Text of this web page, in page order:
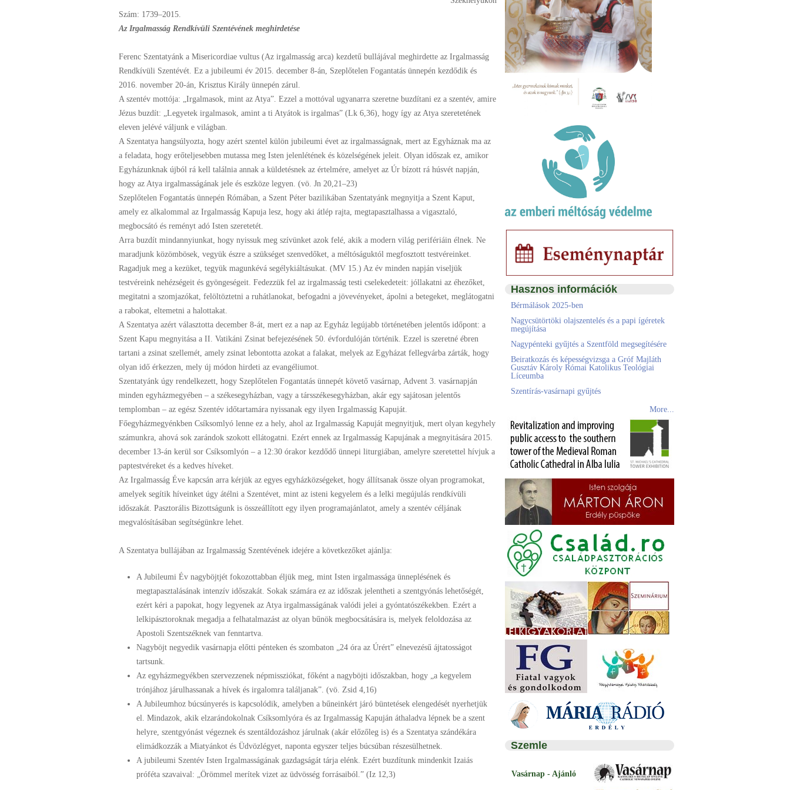
Szám: 1739–2015.
Az Irgalmasság Rendkívüli Szentévének meghirdetése
Ferenc Szentatyánk a Misericordiae vultus (Az irgalmasság arca) kezdetű bullájával meghirdette az Irgalmasság
Rendkívüli Szentévét. Ez a jubileumi év 2015. december 8-án, Szeplőtelen Fogantatás ünnepén kezdődik és
2016. november 20-án, Krisztus Király ünnepén zárul.
A szentév mottója: „Irgalmasok, mint az Atya”. Ezzel a mottóval ugyanarra szeretne buzdítani ez a szentév, amire
Jézus buzdít: „Legyetek irgalmasok, amint a ti Atyátok is irgalmas” (Lk 6,36), hogy így az Atya szeretetének
eleven jelévé váljunk e világban.
A Szentatya hangsúlyozta, hogy azért szentel külön jubileumi évet az irgalmasságnak, mert az Egyháznak ma az
a feladata, hogy erőteljesebben mutassa meg Isten jelenlétének és közelségének jeleit. Olyan időszak ez, amikor
Egyházunknak újból rá kell találnia annak a küldetésnek az értelmére, amelyet az Úr bízott rá húsvét napján,
hogy az Atya irgalmasságának jele és eszköze legyen. (vö. Jn 20,21–23)
Szeplőtelen Fogantatás ünnepén Rómában, a Szent Péter bazilikában Szentatyánk megnyitja a Szent Kaput,
amely ez alkalommal az Irgalmasság Kapuja lesz, hogy aki átlép rajta, megtapasztalhassa a vigasztaló,
megbocsátó és reményt adó Isten szeretetét.
Arra buzdít mindannyiunkat, hogy nyissuk meg szívünket azok felé, akik a modern világ perifériáin élnek. Ne
maradjunk közömbösek, vegyük észre a szükséget szenvedőket, a méltóságuktól megfosztott testvéreinket.
Ragadjuk meg a kezüket, tegyük magunkévá segélykiáltásukat. (MV 15.) Az év minden napján viseljük
testvéreink nehézségeit és gyöngeségeit. Fedezzük fel az irgalmasság testi cselekedeteit: jóllakatni az éhezőket,
megitatni a szomjazókat, felöltöztetni a ruhátlanokat, befogadni a jövevényeket, ápolni a betegeket, meglátogatni
a rabokat, eltemetni a halottakat.
A Szentatya azért választotta december 8-át, mert ez a nap az Egyház legújabb történetében jelentős időpont: a
Szent Kapu megnyitása a II. Vatikáni Zsinat befejezésének 50. évfordulóján történik. Ezzel is szeretné ébren
tartani a zsinat szellemét, amely zsinat lebontotta azokat a falakat, melyek az Egyházat fellegvárba zárták, hogy
olyan idő érkezzen, mely új módon hirdeti az evangéliumot.
Szentatyánk úgy rendelkezett, hogy Szeplőtelen Fogantatás ünnepét követő vasárnap, Advent 3. vasárnapján
minden egyházmegyében – a székesegyházban, vagy a társszékesegyházban, akár egy sajátosan jelentős
templomban – az egész Szentév időtartamára nyissanak egy ilyen Irgalmasság Kapuját.
Főegyházmegyénkben Csíksomlyó lenne ez a hely, ahol az Irgalmasság Kapuját megnyitjuk, mert olyan kegyhely
számunkra, ahová sok zarándok szokott ellátogatni. Ezért ennek az Irgalmasság Kapujának a megnyitására 2015.
december 13-án kerül sor Csíksomlyón – a 12:30 órakor kezdődő ünnepi liturgiában, amelyre szeretettel hívjuk a
paptestvéreket és a kedves híveket.
Az Irgalmasság Éve kapcsán arra kérjük az egyes egyházközségeket, hogy állítsanak össze olyan programokat,
amelyek segítik híveinket úgy átélni a Szentévet, mint az isteni kegyelem és a lelki megújulás rendkívüli
időszakát. Pasztorális Bizottságunk is összeállított egy ilyen programajánlatot, amely a szentév céljának
megvalósításában segítségünkre lehet.
A Szentatya bullájában az Irgalmasság Szentévének idejére a következőket ajánlja:
A Jubileumi Év nagyböjtjét fokozottabban éljük meg, mint Isten irgalmassága ünneplésének és
megtapasztalásának intenzív időszakát. Sokak számára ez az időszak jelentheti a szentgyónás lehetőségét,
ezért kéri a papokat, hogy legyenek az Atya irgalmasságának valódi jelei a gyóntatószékekben. Ezért a
lelkipásztoroknak megadja a felhatalmazást az olyan bűnök megbocsátására is, melyek feloldozása az
Apostoli Szentszéknek van fenntartva.
Nagyböjt negyedik vasárnapja előtti pénteken és szombaton „24 óra az Úrért” elnevezésű ájtatosságot
tartsunk.
Az egyházmegyékben szervezzenek népmissziókat, főként a nagyböjti időszakban, hogy „a kegyelem
trónjához járulhassanak a hívek és irgalomra találjanak”. (vö. Zsid 4,16)
A Jubileumhoz búcsúnyerés is kapcsolódik, amelyben a bűneinkért járó büntetések elengedését nyerhetjük
el. Mindazok, akik elzarándokolnak Csíksomlyóra és az Irgalmasság Kapuján áthaladva lépnek be a szent
helyre, szentgyónást végeznek és szentáldozáshoz járulnak (akár előzőleg is) és a Szentatya szándékára
elimádkozzák a Miatyánkot és Üdvözlégyet, naponta egyszer teljes búcsúban részesülhetnek.
A jubileumi Szentév Isten Irgalmasságának gazdagságát tárja elénk. Ezért buzdítunk mindenkit Izaiás
próféta szavaival: „Örömmel merítek vizet az üdvösség forrásaiból.” (Iz 12,3)
Hasznos információk
Bérmálások 2025-ben
Nagycsütörtöki olajszentelés és a papi ígéretek
megújítása
Nagypénteki gyűjtés a Szentföld megsegítésére
Beiratkozás és képességvizsga a Gróf Majláth
Gusztáv Károly Római Katolikus Teológiai
Líceumba
Szentírás-vasárnapi gyűjtés
More...
Szemle
Vasárnap - Ajánló